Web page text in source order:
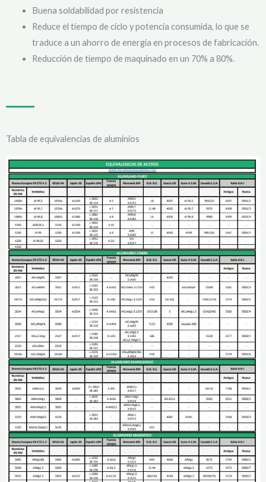
Buena soldabilidad por resistencia
Reduce el tiempo de ciclo y potencia consumida, lo que se
traduce a un ahorro de energía en procesos de fabricación.
Reducción de tiempo de maquinado en un 70% a 80%.
Tabla de equivalencias de aluminios